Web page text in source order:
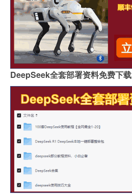
DeepSeek全套部署资料免费下载